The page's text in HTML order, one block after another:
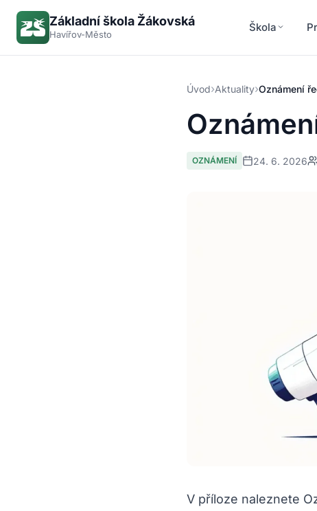
Základní škola Žákovská
Havířov-Město
Škola
Úvod›Aktuality›Oznámení
OZNÁMENÍ 24. 6. 2026
V příloze naleznete